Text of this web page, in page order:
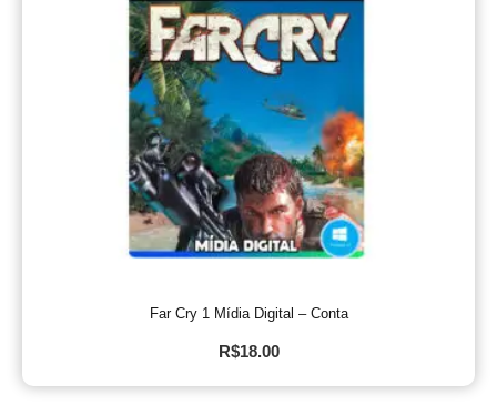
Far Cry 1 Mídia Digital – Conta
R$18.00